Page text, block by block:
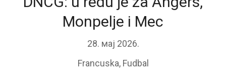
Monpelje i Mec
28. мај 2026.
Francuska, Fudbal